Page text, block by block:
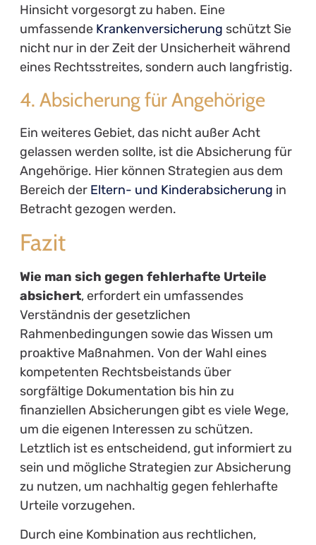
Hinsicht vorgesorgt zu haben. Eine
umfassende Krankenversicherung schützt Sie
nicht nur in der Zeit der Unsicherheit während
eines Rechtsstreites, sondern auch langfristig.
4. Absicherung für Angehörige
Ein weiteres Gebiet, das nicht außer Acht
gelassen werden sollte, ist die Absicherung für
Angehörige. Hier können Strategien aus dem
Bereich der Eltern- und Kinderabsicherung in
Betracht gezogen werden.
Fazit
Wie man sich gegen fehlerhafte Urteile
absichert, erfordert ein umfassendes
Verständnis der gesetzlichen
Rahmenbedingungen sowie das Wissen um
proaktive Maßnahmen. Von der Wahl eines
kompetenten Rechtsbeistands über
sorgfältige Dokumentation bis hin zu
finanziellen Absicherungen gibt es viele Wege,
um die eigenen Interessen zu schützen.
Letztlich ist es entscheidend, gut informiert zu
sein und mögliche Strategien zur Absicherung
zu nutzen, um nachhaltig gegen fehlerhafte
Urteile vorzugehen.
Durch eine Kombination aus rechtlichen,